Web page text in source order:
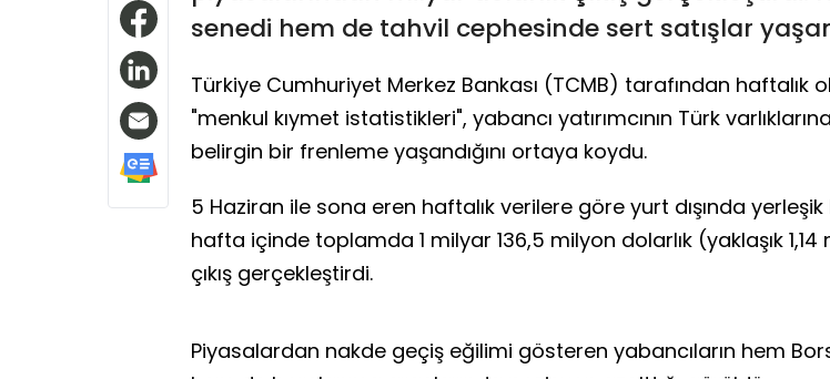
senedi hem de tahvil cephesinde sert satışlar
Türkiye Cumhuriyet Merkez Bankası (TCMB) tarafından haftalık
"menkul kıymet istatistikleri", yabancı yatırımcının Türk
belirgin bir frenleme yaşandığını ortaya koydu.
5 Haziran ile sona eren haftalık verilere göre yurt dışında
hafta içinde toplamda 1 milyar 136,5 milyon dolarlık (yaklaşık 1,14
çıkış gerçekleştirdi.
Piyasalardan nakde geçiş eğilimi gösteren yabancıların hem